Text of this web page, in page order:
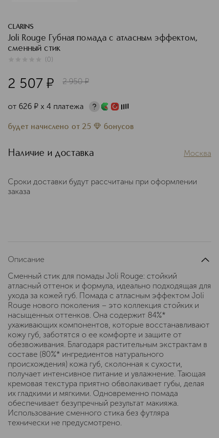
CLARINS
Joli Rouge Губная помада с атласным эффектом,
сменный стик
(0)
2 507 ¤ 2 950 ¤
от 626 ¤ х 4 платежа
будет начислено от 25 бонусов
Наличие и доставка Москва
Сроки доставки будут рассчитаны при оформлении
заказа
Описание
Сменный стик для помады Joli Rouge: стойкий
атласный оттенок и формула, идеально подходящая для
ухода за кожей губ. Помада с атласным эффектом Joli
Rouge нового поколения – это коллекция стойких и
насыщенных оттенков. Она содержит 84%*
ухаживающих компонентов, которые восстанавливают
кожу губ, заботятся о ее комфорте и защите от
обезвоживания. Благодаря растительным экстрактам в
составе (80%* ингредиентов натурального
происхождения) кожа губ, сколонная к сухости,
получает интенсивное питание и увлажнение. Тающая
кремовая текстура приятно обволакивает губы, делая
их гладкими и мягкими. Одновременно помада
обеспечивает безупречный результат макияжа.
Использование сменного стика без футляра
технически не предусмотрено.